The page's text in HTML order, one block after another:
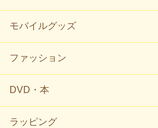
モバイルグッズ
ファッション
DVD・本
ラッピング